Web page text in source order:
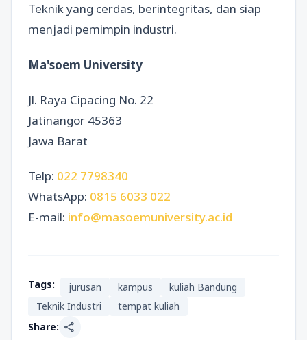
Teknik yang cerdas, berintegritas, dan siap
menjadi pemimpin industri.
Ma'soem University
Jl. Raya Cipacing No. 22
Jatinangor 45363
Jawa Barat
Telp: 022 7798340
WhatsApp: 0815 6033 022
E-mail: info@masoemuniversity.ac.id
Tags: jurusan kampus
kuliah Bandung
Teknik Industri
tempat kuliah
Share: share